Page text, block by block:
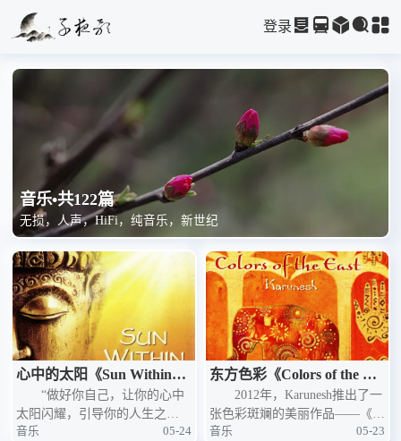
登录
音乐•共122篇
无损，人声，HiFi，纯音乐，新世纪
心中的太阳《Sun Within》
——Karunesh的心中之日
“做好你自己，让你的心中
太阳闪耀，引导你的人生之
路。”当德国新世纪音乐大师Kar
音乐 05-24
东方色彩《Colors of the Eas
t》——Karunesh的东方色
彩
2012年，Karunesh推出了一
张色彩斑斓的美丽作品——《C
olors of the East》（东方色
音乐 05-23